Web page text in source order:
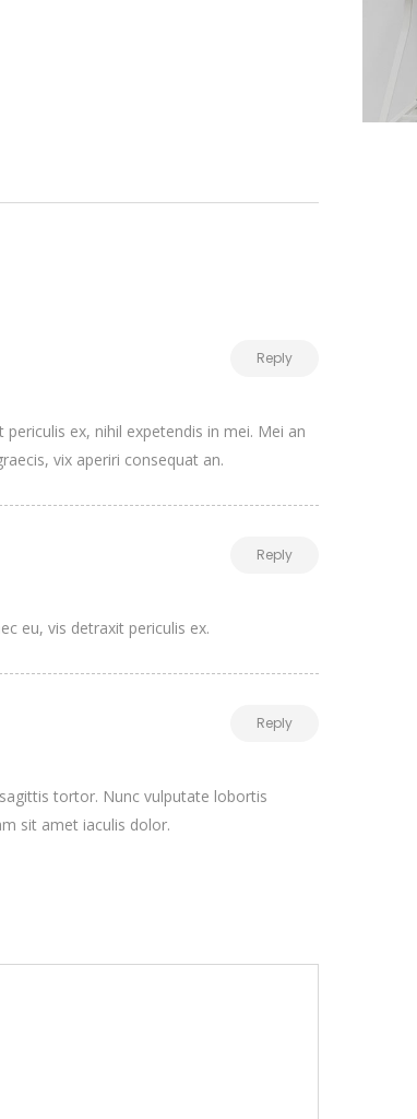
Reply
ex, nihil expetendis in mei. Mei an
vix aperiri consequat an.
Reply
eu, vis detraxit periculis ex.
Reply
tortor. Nunc vulputate lobortis
sit amet iaculis dolor.